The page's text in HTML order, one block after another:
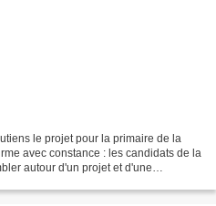
le projet pour la primaire de la
avec constance : les candidats de la
autour d'un projet et d'une